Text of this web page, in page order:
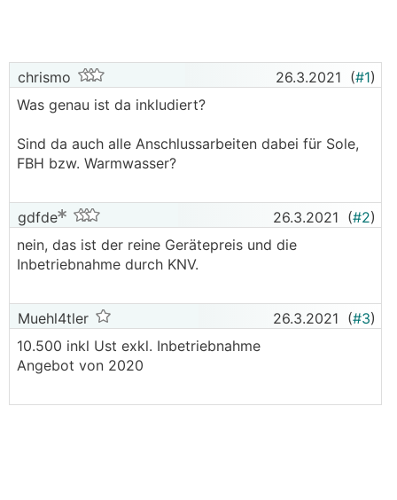
chrismo 26.3.2021 (#1)
Was genau ist da inkludiert?
Sind da auch alle Anschlussarbeiten dabei für Sole,
FBH bzw. Warmwasser?
gdfde 26.3.2021 (#2)
nein, das ist der reine Gerätepreis und die
Inbetriebnahme durch KNV.
Muehl4tler 26.3.2021 (#3)
10.500 inkl Ust exkl. Inbetriebnahme
Angebot von 2020